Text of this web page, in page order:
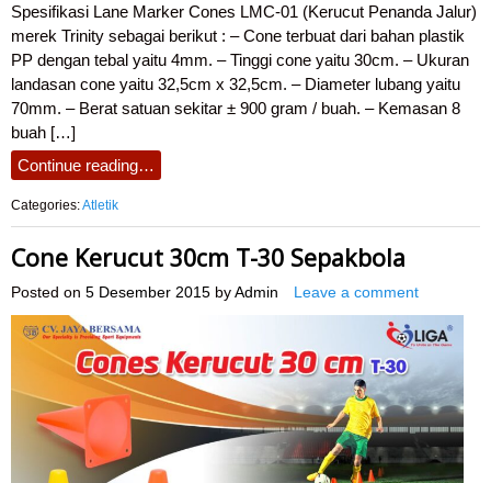
Spesifikasi Lane Marker Cones LMC-01 (Kerucut Penanda Jalur)
merek Trinity sebagai berikut : – Cone terbuat dari bahan plastik
PP dengan tebal yaitu 4mm. – Tinggi cone yaitu 30cm. – Ukuran
landasan cone yaitu 32,5cm x 32,5cm. – Diameter lubang yaitu
70mm. – Berat satuan sekitar ± 900 gram / buah. – Kemasan 8
buah […]
Continue reading…
Categories:Atletik
Cone Kerucut 30cm T-30 Sepakbola
Posted on 5 Desember 2015 by Admin Leave a comment